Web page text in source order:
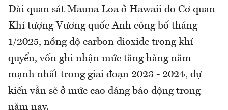
Đài quan sát Mauna Loa ở Hawaii do Cơ quan
Khí tượng Vương quốc Anh công bố tháng
1/2025, nồng độ carbon dioxide trong khí
quyển, vốn ghi nhận mức tăng hàng năm
mạnh nhất trong giai đoạn 2023 - 2024, dự
kiến ​​vẫn sẽ ở mức cao đáng báo động trong
năm nay.